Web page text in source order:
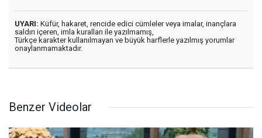
UYARI: Küfür, hakaret, rencide edici cümleler veya imalar, inançlara
saldırı içeren, imla kuralları ile yazılmamış,
Türkçe karakter kullanılmayan ve büyük harflerle yazılmış yorumlar
onaylanmamaktadır.
Benzer Videolar